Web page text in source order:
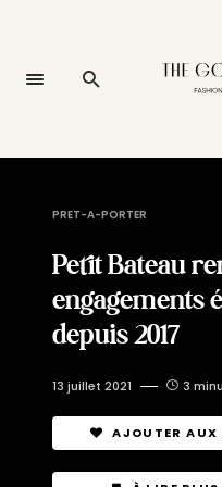
PRET-A-PORTER
Petit Bateau
engagements
depuis 2017
13 juillet 2021 3
AJOUTER AUX